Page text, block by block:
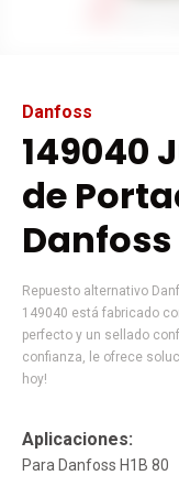
Danfoss
149040
de
Danfoss
Repuesto alternativo
149040 está fabricado
perfecto y un sellado
confianza, le ofrece
hoy!
Aplicaciones:
Para Danfoss H1B 80